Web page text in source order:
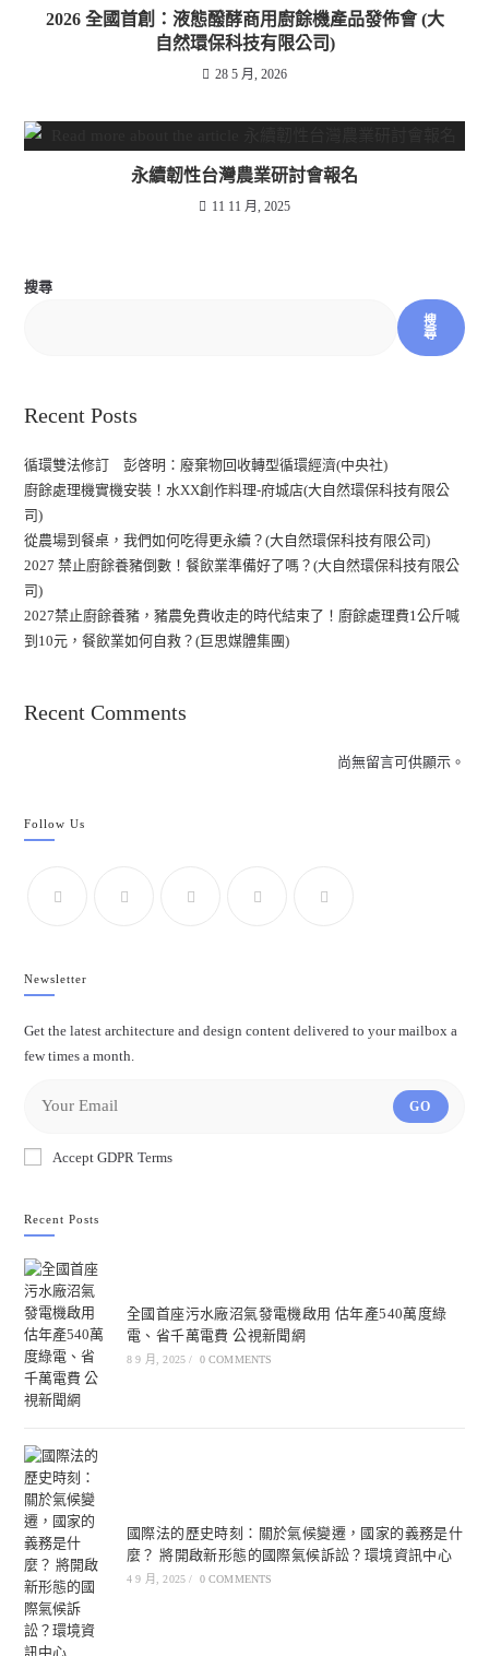
2026 全國首創：液態醱酵商用廚餘機產品發佈會 (大
自然環保科技有限公司)
28 5 月, 2026
永續韌性台灣農業研討會報名
11 11 月, 2025
搜尋
搜
尋
Recent Posts
循環雙法修訂 彭啓明：廢棄物回收轉型循環經濟(中央社)
廚餘處理機實機安裝！水XX創作料理-府城店(大自然環保科技有限公
司)
從農場到餐桌，我們如何吃得更永續？(大自然環保科技有限公司)
2027 禁止廚餘養豬倒數！餐飲業準備好了嗎？(大自然環保科技有限公
司)
2027禁止廚餘養豬，豬農免費收走的時代結束了！廚餘處理費1公斤喊
到10元，餐飲業如何自救？(巨思媒體集團)
Recent Comments
尚無留言可供顯示。
Follow Us
Newsletter
Get the latest architecture and design content delivered to your mailbox a
few times a month.
GO
Accept GDPR Terms
Recent Posts
全國首座污水廠沼氣發電機啟用 估年產540萬度綠
電、省千萬電費 公視新聞網
8 9 月, 2025 / 0 COMMENTS
國際法的歷史時刻：關於氣候變遷，國家的義務是什
麼？ 將開啟新形態的國際氣候訴訟？環境資訊中心
4 9 月, 2025 / 0 COMMENTS